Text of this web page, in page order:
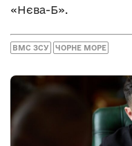
«Нєва-Б».
ВМС ЗСУ ЧОРНЕ МОРЕ